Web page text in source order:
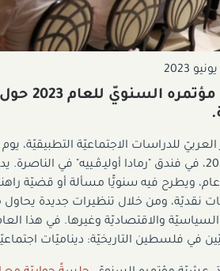
مدى
للدراسات الاجتماعيّة التطبيقيّة،
مؤتمره السنويّ للعام 2023، في فندق "رمادا
ويطرح فيه سنويًّا مسألة أو قضيّة
نقديّة، ومن خلال تنظيرات جديدة يحاول
والاقتصاديّة وغيرها. في هذا
في فلسطين التاريخيّة: ديناميّات